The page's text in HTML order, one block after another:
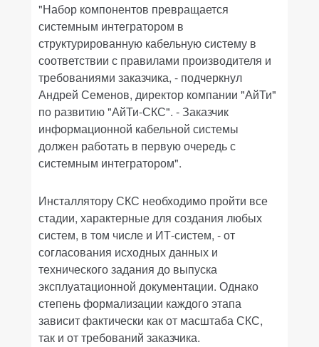
"Набор компонентов превращается
системным интегратором в
структурированную кабельную систему в
соответствии с правилами производителя и
требованиями заказчика, - подчеркнул
Андрей Семенов, директор компании "АйТи"
по развитию "АйТи-СКС". - Заказчик
информационной кабельной системы
должен работать в первую очередь с
системным интегратором".
Инсталлятору СКС необходимо пройти все
стадии, характерные для создания любых
систем, в том числе и ИТ-систем, - от
согласования исходных данных и
технического задания до выпуска
эксплуатационной документации. Однако
степень формализации каждого этапа
зависит фактически как от масштаба СКС,
так и от требований заказчика.